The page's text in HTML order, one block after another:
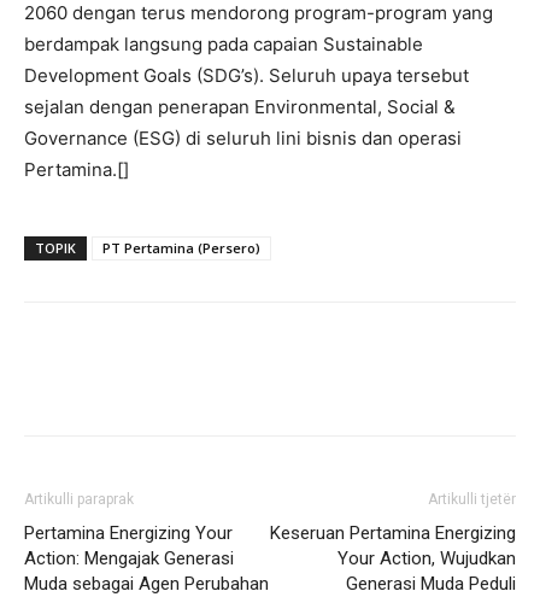
2060 dengan terus mendorong program-program yang
berdampak langsung pada capaian Sustainable
Development Goals (SDG’s). Seluruh upaya tersebut
sejalan dengan penerapan Environmental, Social &
Governance (ESG) di seluruh lini bisnis dan operasi
Pertamina.[]
TOPIK PT Pertamina (Persero)
Artikulli paraprak
Pertamina Energizing Your
Action: Mengajak Generasi
Muda sebagai Agen Perubahan
Artikulli tjetër
Keseruan Pertamina Energizing
Your Action, Wujudkan
Generasi Muda Peduli